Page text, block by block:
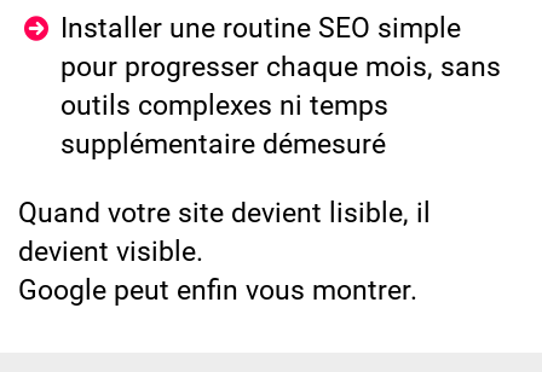
Installer une routine SEO simple
pour progresser chaque mois, sans
outils complexes ni temps
supplémentaire démesuré
Quand votre site devient lisible, il
devient visible.
Google peut enfin vous montrer.